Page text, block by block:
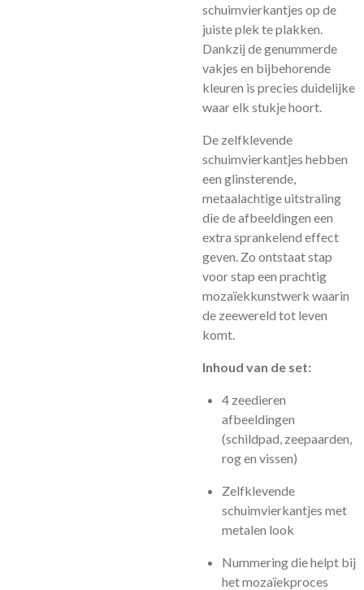
schuimvierkantjes op de
juiste plek te plakken.
Dankzij de genummerde
vakjes en bijbehorende
kleuren is precies duidelijke
waar elk stukje hoort.
De zelfklevende
schuimvierkantjes hebben
een glinsterende,
metaalachtige uitstraling
die de afbeeldingen een
extra sprankelend effect
geven. Zo ontstaat stap
voor stap een prachtig
mozaïekkunstwerk waarin
de zeewereld tot leven
komt.
Inhoud van de set:
4 zeedieren
afbeeldingen
(schildpad, zeepaarden,
rog en vissen)
Zelfklevende
schuimvierkantjes met
metalen look
Nummering die helpt bij
het mozaïekproces